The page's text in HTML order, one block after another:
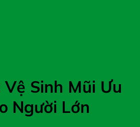
Sinh Mũi Ưu
Người Lớn